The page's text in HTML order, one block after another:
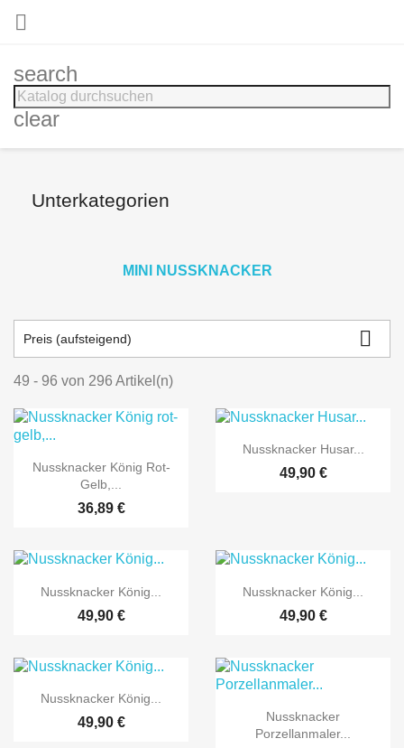

search
clear
Unterkategorien
MINI NUSSKNACKER
Preis (aufsteigend) 
49 - 96 von 296 Artikel(n)
 Vorschau
Nussknacker König Rot-
Gelb,...
36,89 €
 Vorschau
Nussknacker Husar...
49,90 €
 Vorschau
Nussknacker König...
49,90 €
 Vorschau
Nussknacker König...
49,90 €
 Vorschau
Nussknacker König...
49,90 €  Vorschau
Nussknacker
Porzellanmaler...